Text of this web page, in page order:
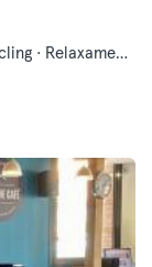
Desportos de Combate · Fitness · Indoor Cycling · Relaxamento · Treinos Funcionais